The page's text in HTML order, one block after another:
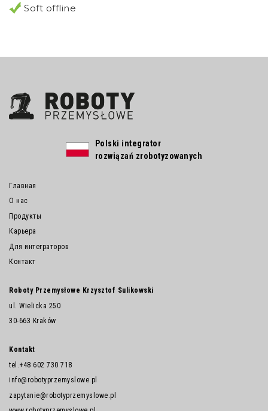
Soft offline
Polski integrator
rozwiązań zrobotyzowanych
Главная
О нас
Продукты
Карьера
Для интеграторов
Контакт
Roboty Przemysłowe Krzysztof Sulikowski
ul. Wielicka 250
30-663 Kraków
Kontakt
tel. +48 602 730 718
info@robotyprzemyslowe.pl
zapytanie@robotyprzemyslowe.pl